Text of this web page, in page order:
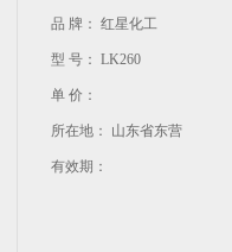
品 牌： 红星化工
型 号： LK260
单 价：
所在地： 山东省东营
有效期：